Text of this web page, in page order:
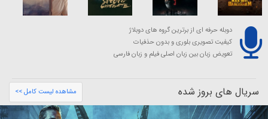
دوبله حرفه ای از برترین گروه های دوبلاژ
کیفیت تصویری بلوری و بدون حذفیات
تعویض زبان بین زبان اصلی فیلم و زبان فارسی
سریال های بروز شده مشاهده لیست کامل >>